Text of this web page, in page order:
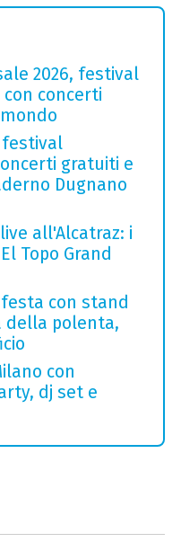
2026, festival
concerti
festival
gratuiti e
Dugnano
all'Alcatraz: i
Topo Grand
festa con stand
della polenta,
con
dj set e